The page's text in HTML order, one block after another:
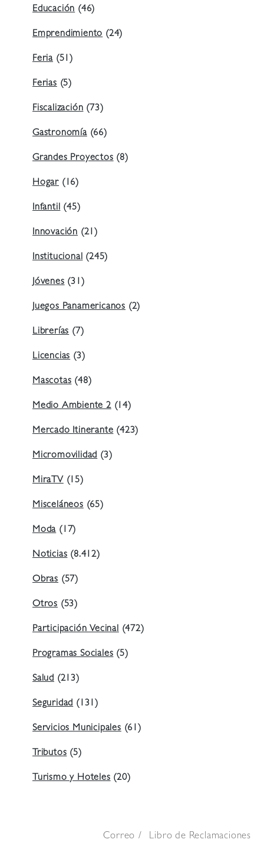
Educación (46)
Emprendimiento (24)
Feria (51)
Ferias (5)
Fiscalización (73)
Gastronomía(66)
Grandes Proyectos (8)
Hogar (16)
Infantil (45)
Innovación (21)
Institucional (245)
Jóvenes (31)
Juegos Panamericanos (2)
Librerías (7)
Licencias (3)
Mascotas (48)
Medio Ambiente 2(14)
Mercado Itinerante (423)
Micromovilidad (3)
MiraTV (15)
Misceláneos (65)
Moda (17)
Noticias (8.412)
Obras (57)
Otros (53)
Participación Vecinal (472)
Programas Sociales (5)
Salud (213)
Seguridad (131)
Servicios Municipales (61)
Tributos (5)
Turismo y Hoteles (20)
Correo Libro de Reclamaciones